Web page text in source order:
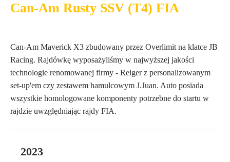
Can-Am Rusty SSV (T4) FIA
Can-Am Maverick X3 zbudowany przez Overlimit na klatce JB
Racing. Rajdówkę wyposażyliśmy w najwyższej jakości
technologie renomowanej firmy - Reiger z personalizowanym
set-up'em czy zestawem hamulcowym J.Juan. Auto posiada
wszystkie homologowane komponenty potrzebne do startu w
rajdzie uwzględniając rajdy FIA.
2023